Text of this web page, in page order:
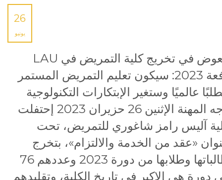
26
يونيو
معوض في تخريج كلية التمريض في LAU
دفعة 2023: سيكون تعليم التمريض المستمر
عالميًا وستغير الإبتكارات التكنولوجية
وجه المهنة الإثنين 26 حزيران 2023 إحتفلت
آليس رامز شاغوري للتمريض، تحت
«عقد من الخدمة والالتزام»، بتخرج
طالباتها وطلابها من دورة 2023 وعددهم 76
دورة هي الاكبر في تاريخ الكلية، وتقليدهم